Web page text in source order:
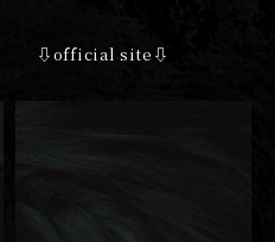
⇩official site⇩